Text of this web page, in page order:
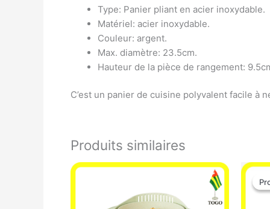
Type: Panier pliant en acier inoxydable.
Matériel: acier inoxydable.
Couleur: argent.
Max. diamètre: 23.5cm.
Hauteur de la pièce de rangement:
C’est un panier de cuisine polyvalent facile à
Produits similaires